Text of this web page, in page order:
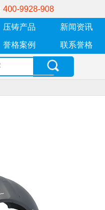
400-9928-908
压铸产品 新闻资讯
誉格案例 联系誉格